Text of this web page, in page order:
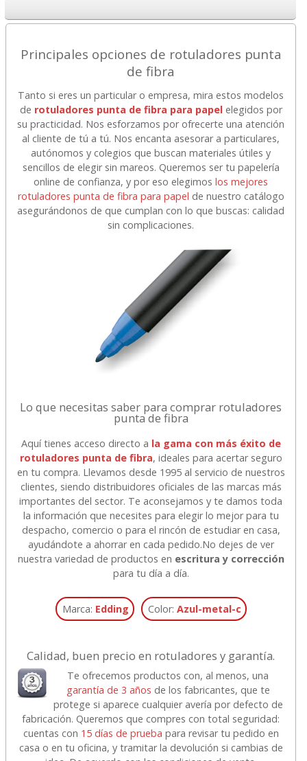
Principales opciones de rotuladores punta
de fibra
Tanto si eres un particular o empresa, mira estos modelos
de rotuladores punta de fibra para papelelegidos por
su practicidad. Nos esforzamos por ofrecerte una atención
al cliente de tú a tú. Nos encanta asesorar a particulares,
autónomos y colegios que buscan materiales útiles y
sencillos de elegir sin mareos. Queremos ser tu papelería
online de confianza, y por eso elegimoslos mejores
rotuladores punta de fibra para papel de nuestro catálogo
asegurándonos de que cumplan con lo que buscas: calidad
sin complicaciones.
Lo que necesitas saber para comprar rotuladores
punta de fibra
Aquí tienes acceso directo a la gama con más éxito de
rotuladores punta de fibra, ideales para acertar seguro
en tu compra. Llevamos desde 1995 al servicio de nuestros
clientes, siendo distribuidores oficiales de las marcas más
importantes del sector. Te aconsejamos y te damos toda
la información que necesites para elegir lo mejor para tu
despacho, comercio o para el rincón de estudiar en casa,
ayudándote a ahorrar en cada pedido.No dejes de ver
nuestra variedad de productos en escritura y corrección
para tu día a día.
Marca: Edding Color: Azul-metal-c
Calidad, buen precio en rotuladores y garantía.
Te ofrecemos productos con, al menos, una
garantía de 3 años de los fabricantes, que te
protege si aparece cualquier avería por defecto de
fabricación. Queremos que compres con total seguridad:
cuentas con 15 días de prueba para revisar tu pedido en
casa o en tu oficina, y tramitar la devolución si cambias de